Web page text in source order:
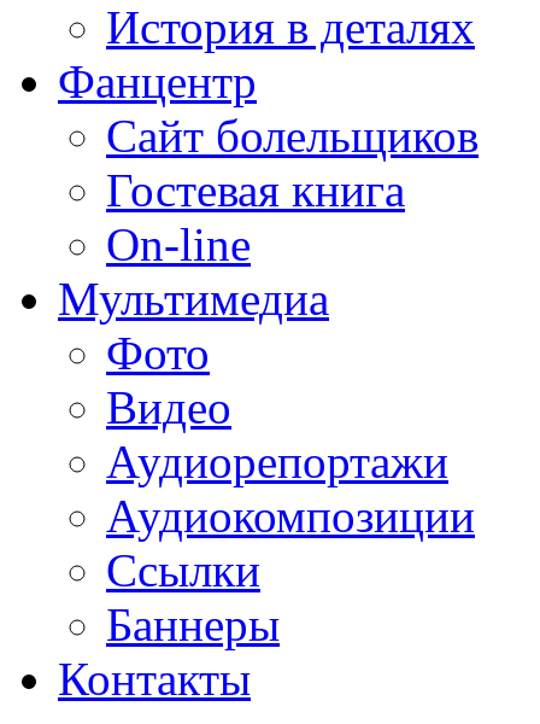
История в деталях
Фанцентр
Сайт болельщиков
Гостевая книга
On-line
Мультимедиа
Фото
Видео
Аудиорепортажи
Аудиокомпозиции
Ссылки
Баннеры
Контакты